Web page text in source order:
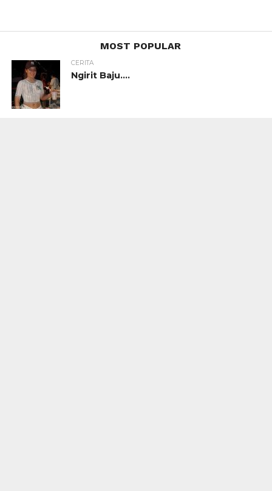
MOST POPULAR
CERITA
Ngirit Baju….